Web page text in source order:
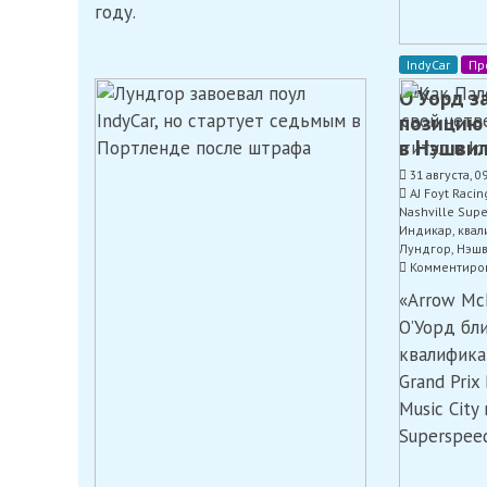
году.
IndyCar
О’Уорд
позицию
в
31 августа,
AJ Foyt
Nashville
Индикар,
Лундгор,
«Arrow
О’Уорд
Grand
Music City